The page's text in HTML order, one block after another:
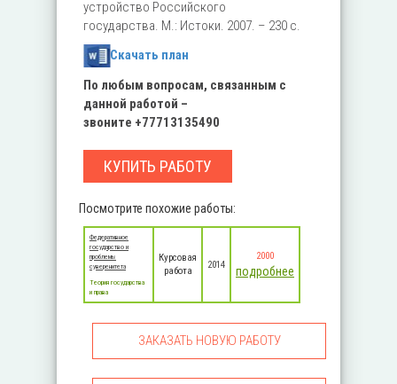
устройство Российского
государства. М.: Истоки. 2007. – 230 с.
Скачать план
По любым вопросам, связанным с
данной работой –
звоните +77713135490
КУПИТЬ РАБОТУ
Посмотрите похожие работы:
Федеративное
государство и
проблемы
суверенитета
Теория государства
и права
Курсовая
работа
2014
2000
подробнее
ЗАКАЗАТЬ НОВУЮ РАБОТУ